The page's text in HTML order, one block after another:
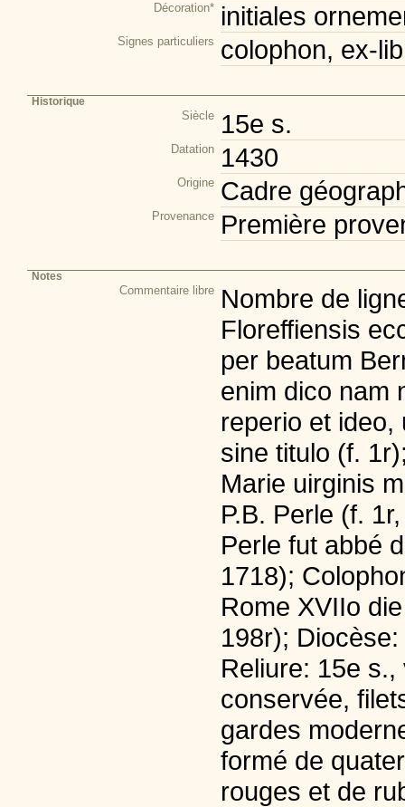
Décoration* initiales
Signes particuliers colophon, ex-
Historique
Siècle 15e s.
Datation 1430
Origine Cadre
Provenance Première
Notes
Commentaire libre Nombre de
Floreffiensis
per beatum
enim dico nam
reperio et ideo,
sine titulo (f.
Marie uirginis
P.B. Perle (f.
Perle fut abbé
1718);
Rome XVIIo
198r);
Reliure: 15e
conservée,
gardes
formé de
rouges et de